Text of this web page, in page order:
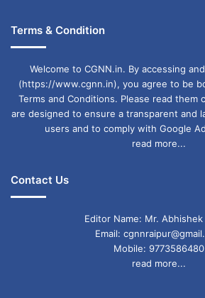
Terms & Condition
Welcome to CGNN.in. By accessing
(https://www.cgnn.in), you agree to be
Terms and Conditions. Please read them
are designed to ensure a transparent and
users and to comply with Google
read more...
Contact Us
Editor Name: Mr. Abhishek
Email:
Mobile: 9773586480
read more...